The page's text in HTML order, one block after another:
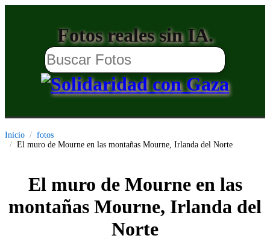
Fotos reales sin IA.
Inicio
fotos
El muro de Mourne en las montañas Mourne, Irlanda del Norte
El muro de Mourne en las
montañas Mourne, Irlanda del
Norte